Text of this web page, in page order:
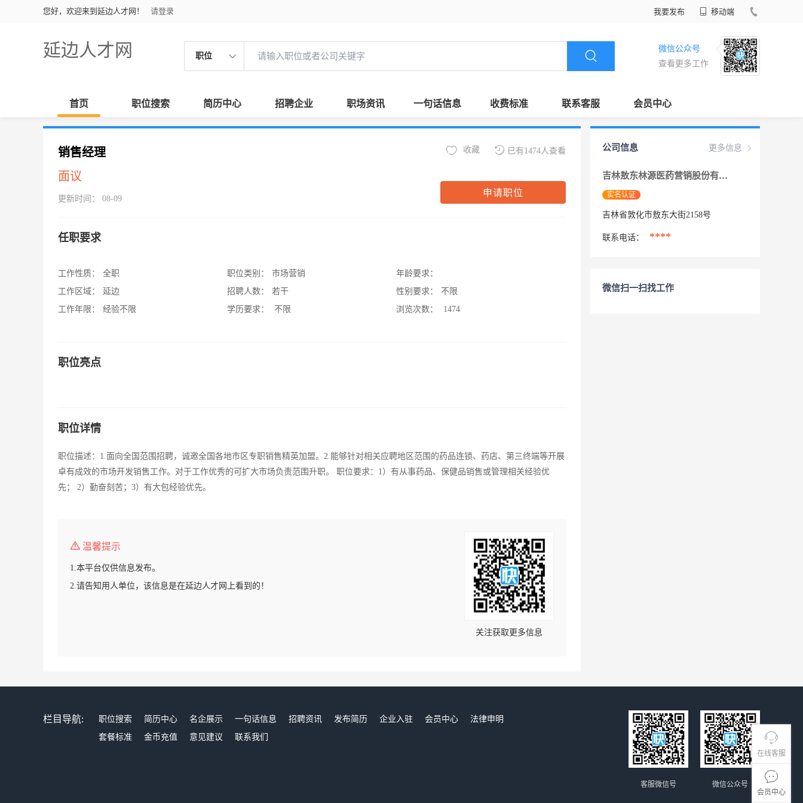
您好，欢迎来到延边人才网！ 请登录 我要发布 移动端
延边人才网 职位
微信公众号
查看更多工作
首页 职位搜索 简历中心 招聘企业 职场资讯 一句话信息 收费标准 联系客服 会员中心
在线客服
会员中心
销售经理
面议
更新时间： 08-09
已有1474人查看
收藏
申请职位
任职要求
工作性质：
全职
工作区域：
延边
工作年限：
经验不限
职位类别：
市场营销
招聘人数：
若干
学历要求：
不限
年龄要求：
性别要求：
不限
浏览次数：
1474
职位亮点
职位详情
职位描述：1.面向全国范围招聘，诚邀全国各地市区专职销售精英加盟。2.能够针对相关应聘地区范围的药品连锁、药店、第三终端等开展
卓有成效的市场开发销售工作。对于工作优秀的可扩大市场负责范围升职。 职位要求：1）有从事药品、保健品销售或管理相关经验优
先； 2）勤奋刻苦；3）有大包经验优先。
温馨提示
1.本平台仅供信息发布。
2.请告知用人单位，该信息是在延边人才网上看到的！
关注获取更多信息
更多信息
公司信息
吉林敖东林源医药营销股份有限公司
实名认证
吉林省敦化市敖东大街2158号
联系电话： ****
微信扫一扫找工作
栏目导航: 职位搜索 简历中心 名企展示 一句话信息 招聘资讯 发布简历 企业入驻 会员中心
法律申明
套餐标准
金币充值 意见建议 联系我们
微信公众号
客服微信号